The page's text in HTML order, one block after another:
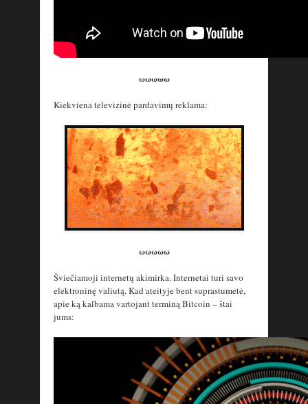
ωωωωω
Kiekviena televizinė pardavimų reklama:
ωωωωω
Šviečiamoji internetų akimirka. Internetai turi savo
elektroninę valiutą. Kad ateityje bent suprastumetė,
apie ką kalbama vartojant terminą Bitcoin – štai
jums: